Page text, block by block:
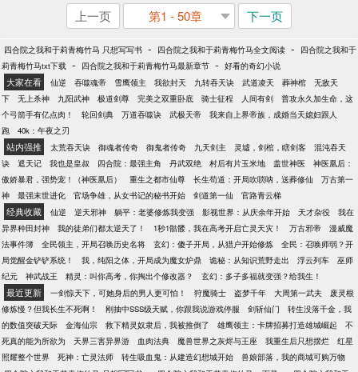
上一页 第1 - 50章 下一页
四合院之我和于莉青梅竹马 只想写写书 - 四合院之我和于莉青梅竹马全文阅读 -
四合院之我和于
莉青梅竹马txt下载 - 四合院之我和于莉青梅竹马最新章节 - 好看的奇幻小说
大家在看 仙逆 吞噬魂帝 雪鹰领主 我欲封天 九转吞天诀 武道凌天 葬神棺
无敌天
下
无上杀神 九阳武神 极道剑尊 完美之双重卧底 骑士征程 人间有剑
普攻永久加生命，这
个弓箭手有亿点肉！
轮回剑典 万道吞噬诀 武极天帝
我来自上界帝族，成婚当天媳妇跟人
跑
40k：午夜之刃
站内强推 太荒吞天诀 御魂者传奇 御鬼者传奇 九天剑主 灵墟，剑棺，瞎剑客
混沌吞天
诀
遮天记 我也是皇叔 四合院：最强主角 丹武双绝 村后有片玉米地 盖世神医
神医凰后：
傲娇暴君，强势宠！（神医凰后）
重生之都市仙尊 长生苟道：开局吹唢呐，送葬修仙
万古第一
神
最强末世进化 官场争雄，从女书记的秘书开始 剑道第一仙 官路青云梯
经典收藏 仙逆 逆天邪神 躺平：老婆修炼我变强 影视世界：从庆余年开始 天才杂役
我在
异界种田封神
我的徒弟们都太逆天了！ 1秒1骷髅，我在高考开启亡灵天灾！ 万古邪帝
漫威魔
法事件簿
全民领主，开局召唤历史名将 玄幻：傻子开局，从猎户开始修炼
全民：召唤师弱？开
局觉醒金铲铲系统！
我，纯阳之体，开局成为魔女炉鼎 诡秘：从知识荒野走出 浮云列车
巫师
纪元
神武战王 精灵：叫你高考，你掏出个修改器？ 玄幻：多子多福就变强？给我生！
最近更新 一剑惊天下，可她身后的男人更可怕！ 狩魔骑士 盗梦千年 大周第一武夫
废灵根
修炼慢？但我长生不死啊！
刚抽中SSS级天赋，你跟我说游戏停服 剑斩仙门
转生没落千金，我
的数值突破天际
金海仙宗 救下精灵奴隶后，我被推倒了 雄鹰领主：卡牌招募打造雄城崛起
不
死真的能为所欲为
天界三害异界游 血肉法典 魔兽世界之灰烬与王座 我重生后只想摆烂
红星
照耀整个世界
死神：亡灵法师 转生吸血鬼：从建造幻想城开始
兽娘部落，我的商城可购万物